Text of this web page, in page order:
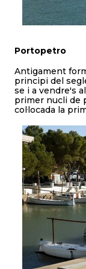
Portopetro
Antigament
principi del
se i a vendre's
primer nucli de
col·locada la